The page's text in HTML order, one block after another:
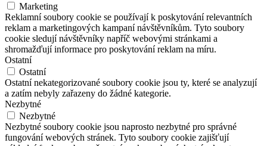
Marketing
Reklamní soubory cookie se používají k poskytování relevantních
reklam a marketingových kampaní návštěvníkům. Tyto soubory
cookie sledují návštěvníky napříč webovými stránkami a
shromažďují informace pro poskytování reklam na míru.
Ostatní
Ostatní
Ostatní nekategorizované soubory cookie jsou ty, které se analyzují
a zatím nebyly zařazeny do žádné kategorie.
Nezbytné
Nezbytné
Nezbytné soubory cookie jsou naprosto nezbytné pro správné
fungování webových stránek. Tyto soubory cookie zajišťují